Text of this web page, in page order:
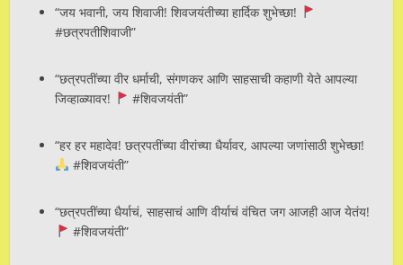
“जय भवानी, जय शिवाजी! शिवजयंतीच्या हार्दिक शुभेच्छा!
#छत्रपतीशिवाजी”
“छत्रपतींच्या वीर धर्माची, संगणकर आणि साहसाची कहाणी येते आपल्या
जिव्हाळ्यावर!
#शिवजयंती”
“हर हर महादेव! छत्रपतींच्या वीरांच्या धैर्यावर, आपल्या जणांसाठी शुभेच्छा!
#शिवजयंती”
“छत्रपतींच्या धैर्याचं, साहसाचं आणि वीर्याचं वंचित जग आजही आज येतंय!
#शिवजयंती”